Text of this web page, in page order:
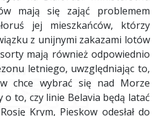
mają się zająć problemem
jej mieszkańców, którzy
z unijnymi zakazami lotów
mają również odpowiednio
letniego, uwzględniając to,
chce wybrać się nad Morze
o to, czy linie Belavia będą latać
Krym, Pieskow odesłał do